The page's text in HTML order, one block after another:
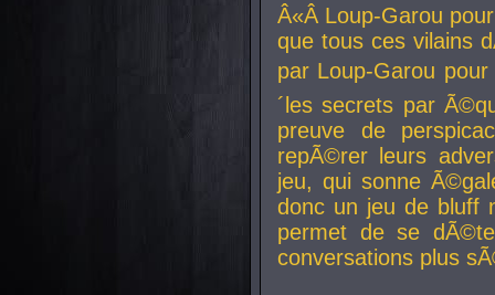
Â«Â Loup-Garou
que tous ces vilains
par Loup-Garou
´les secrets par
preuve de
repÃ©rer leurs
jeu, qui sonne
donc un jeu de bluff
permet de se
conversations plus